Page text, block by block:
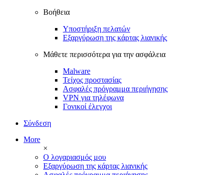
Βοήθεια
Υποστήριξη πελατών
Εξαργύρωση της κάρτας λιανικής
Μάθετε περισσότερα για την ασφάλεια
Malware
Τείχος προστασίας
Ασφαλές πρόγραμμα περιήγησης
VPN για τηλέφωνα
Γονικοί έλεγχοι
Σύνδεση
More
×
Ο λογαριασμός μου
Εξαργύρωση της κάρτας λιανικής